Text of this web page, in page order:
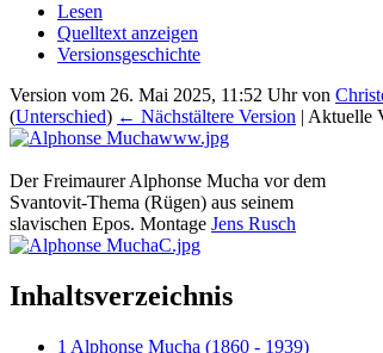
Lesen
Quelltext anzeigen
Versionsgeschichte
Version vom 26. Mai 2025, 11:52 Uhr von
(Unterschied) ← Nächstältere Version | Aktuelle
Der Freimaurer Alphonse Mucha vor dem
Svantovit-Thema (Rügen) aus seinem
slavischen Epos. Montage Jens Rusch
Inhaltsverzeichnis
1 Alphonse Mucha (1860 - 1939)